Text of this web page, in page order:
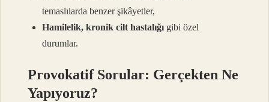
temaslılarda benzer şikâyetler,
Hamilelik, kronik cilt hastalığı gibi özel
durumlar.
Provokatif Sorular: Gerçekten Ne
Yapıyoruz?